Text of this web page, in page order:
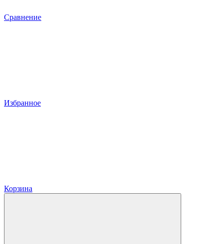
Сравнение
Избранное
Корзина